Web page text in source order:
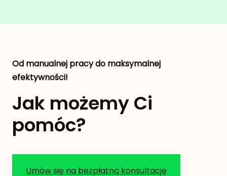
Od manualnej pracy do maksymalnej
efektywności!
Jak możemy Ci
pomóc?
Umów się na bezpłatną konsultację